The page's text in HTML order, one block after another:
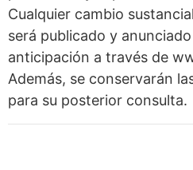
Cualquier cambio
será publicado y
anticipación a través de
Además, se conservarán
para su posterior consulta.